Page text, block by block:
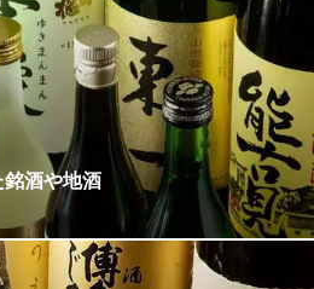
りの酒まで。 海鮮や肴に相性抜群で
酒や地酒
国から取り寄せた銘酒を豊富に取り